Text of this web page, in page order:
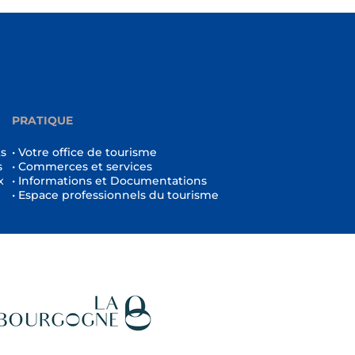
PRATIQUE
• Votre office de tourisme
• Commerces et services
• Informations et Documentations
• Espace professionnels du tourisme